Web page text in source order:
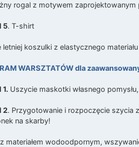
rogal z motywem zaprojektowanym
5. T-shirt
letniej koszulki z elastycznego
WARSZTATÓW dla
1. Uszycie maskotki własnego
2. Przygotowanie i rozpoczęcie szycia
na skarby!
materiałem wodoodpornym,